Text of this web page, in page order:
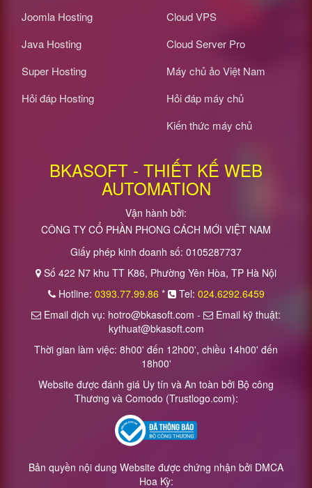
Joomla Hosting
Java Hosting
Super Hosting
Hỏi đáp Hosting
Cloud VPS
Cloud Server Pro
Máy chủ ảo Việt Nam
Hỏi đáp máy chủ
Kiến thức máy chủ
BKASOFT - THIẾT KẾ WEB
AUTOMATION
Vận hành bởi:
CÔNG TY CỔ PHẦN PHONG CÁCH MỚI VIỆT NAM
Giấy phép kinh doanh số: 0105287737
Số 422 N7 khu TT K86, Phường Yên Hòa, TP Hà Nội
Hotline: 0393.77.99.86 * Tel: 024.6292.6459
Email dịch vụ: hotro@bkasoft.com -
Email kỹ thuật:
kythuat@bkasoft.com
Thời gian làm việc: 8h00' đến 12h00', chiều 14h00' đến
18h00'
Website được đánh giá Uy tín và An toàn bởi Bộ công
Thương và Comodo (Trustlogo.com):
Bản quyền nội dung Website được chứng nhận bởi DMCA
Hoa Kỳ: